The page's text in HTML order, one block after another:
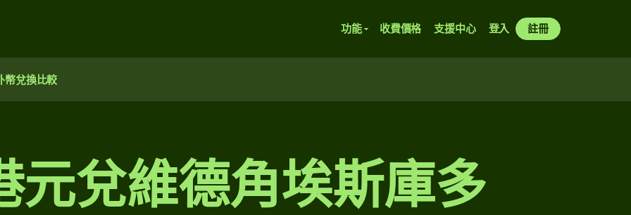
功能 收費價格 支援中心 登入 註冊
幣兌換比較
元兌維德角埃斯庫多